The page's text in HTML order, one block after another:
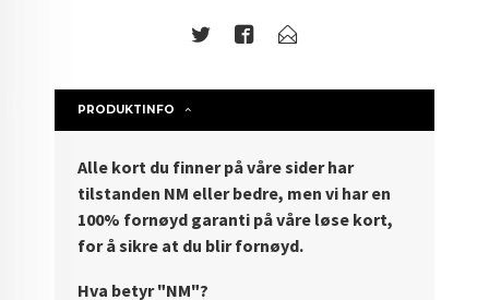
PRODUKTINFO
Alle kort du finner på våre sider har
tilstanden NM eller bedre, men vi har en
100% fornøyd garanti på våre løse kort,
for å sikre at du blir fornøyd.
Hva betyr "NM"?